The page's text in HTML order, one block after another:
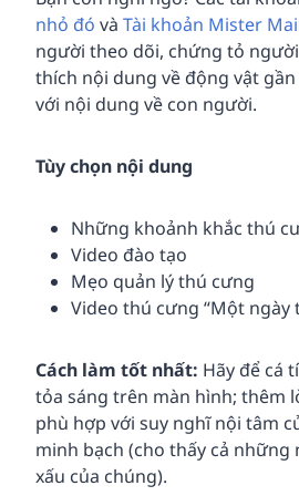
nhỏ đó và Tài khoản Mister
người theo dõi, chứng tỏ
thích nội dung về động vật
với nội dung về con người.
Tùy chọn nội dung
Những khoảnh khắc thú
Video đào tạo
Mẹo quản lý thú cưng
Video thú cưng “Một ngày
Cách làm tốt nhất: Hãy để cá
tỏa sáng trên màn hình; thêm
phù hợp với suy nghĩ nội tâm
minh bạch (cho thấy cả những
xấu của chúng).